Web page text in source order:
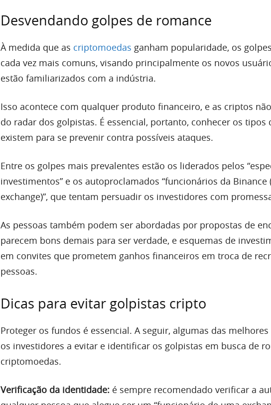
Desvendando golpes de romance
À medida que as criptomoedas ganham popularidade, os
cada vez mais comuns, visando principalmente os novos
estão familiarizados com a indústria.
Isso acontece com qualquer produto financeiro, e as criptos
do radar dos golpistas. É essencial, portanto, conhecer os tipos
existem para se prevenir contra possíveis ataques.
Entre os golpes mais prevalentes estão os liderados pelos
investimentos” e os autoproclamados “funcionários da Binance
exchange)”, que tentam persuadir os investidores com
As pessoas também podem ser abordadas por propostas de
parecem bons demais para ser verdade, e esquemas de
em convites que prometem ganhos financeiros em troca de
pessoas.
Dicas para evitar golpistas cripto
Proteger os fundos é essencial. A seguir, algumas das
os investidores a evitar e identificar os golpistas em busca de
criptomoedas.
Verificação da identidade: é sempre recomendado verificar a